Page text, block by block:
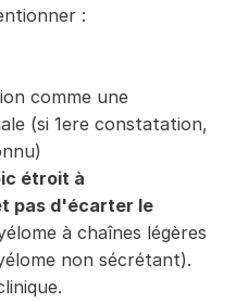
:
comme une
(si 1ere constatation,
étroit à
pas d'écarter le
à chaînes légères
non sécrétant).